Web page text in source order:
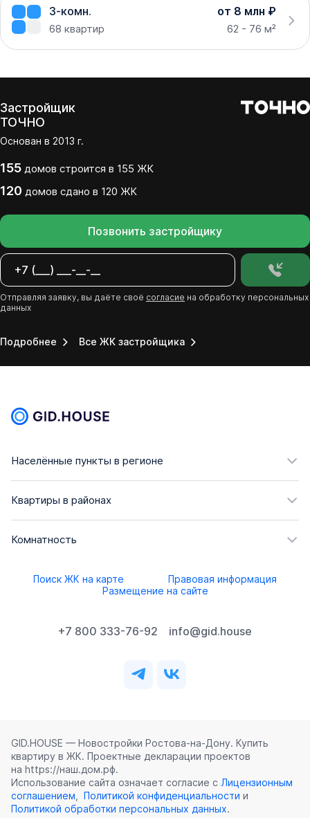
3-комн. от 8 млн ₽
68 квартир 62 - 76 м²
Застройщик
ТОЧНО
Основан в 2013 г.
155 домов строится в 155 ЖК
120 домов сдано в 120 ЖК
Позвонить застройщику
Отправляя заявку, вы даёте своё согласие на обработку персональных
данных
Подробнее Все ЖК застройщика
Населённые пункты в регионе
Квартиры в районах
Комнатность
Поиск ЖК на карте
Правовая информация
Размещение на сайте
+7 800 333-76-92 info@gid.house
GID.HOUSE — Новостройки Ростова‑на‑Дону. Купить
квартиру в ЖК. Проектные декларации проектов
на https://наш.дом.рф.
Использование сайта означает согласие с Лицензионным
соглашением
Политикой конфиденциальности и
Политикой обработки персональных данных.